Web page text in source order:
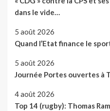
dans le vide…
5 août 2026
Quand l’Etat finance le
5 août 2026
Journée Portes ouvertes à
4 août 2026
Top 14 (rugby): Thomas